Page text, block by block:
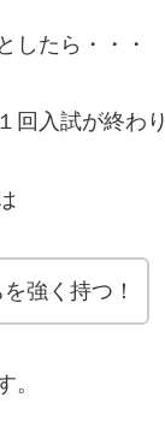
したら・・・
回入試が終わ
強く持つ！
。